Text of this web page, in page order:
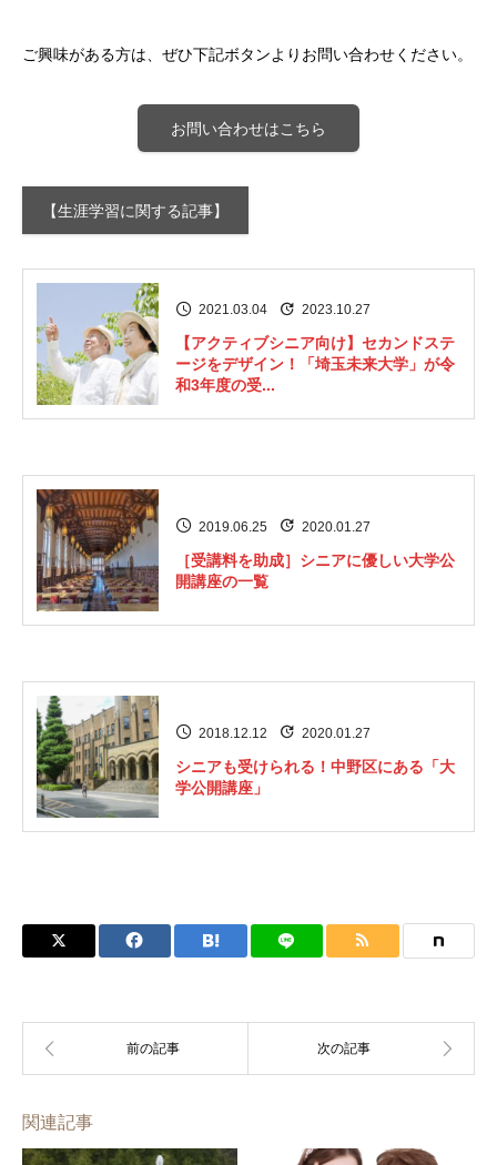
ご興味がある方は、ぜひ下記ボタンよりお問い合わせください。
お問い合わせはこちら
【生涯学習に関する記事】
2021.03.04 2023.10.27
【アクティブシニア向け】セカンドステ
ージをデザイン！「埼玉未来大学」が令
和3年度の受...
2019.06.25 2020.01.27
［受講料を助成］シニアに優しい大学公
開講座の一覧
2018.12.12 2020.01.27
シニアも受けられる！中野区にある「大
学公開講座」
関連記事